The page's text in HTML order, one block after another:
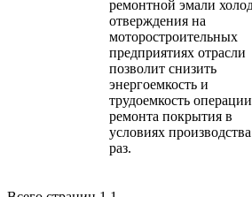
ремонтной эмали
отверждения на
моторостроительных
предприятиях отрасли
позволит снизить
энергоемкость и
трудоемкость операции
ремонта покрытия в
условиях
раз.